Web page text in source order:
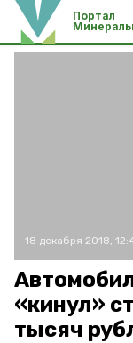
Портал
18 декабря 2018,
«кинул»
тысяч